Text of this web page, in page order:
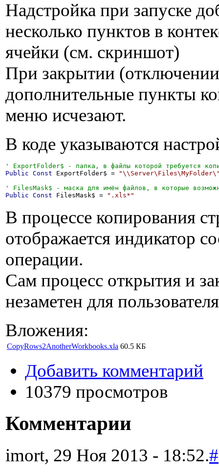
Надстройка при запуске
несколько пунктов в
ячейки (см. скриншот)
При закрытии
дополнительные пункты
меню исчезают.
В коде указываются
Public Const ExportFolder$ =
Public Const FilesMask$ = ".xls*"
В процессе копирования
отображается индикатор
операции.
Сам процесс открытия и
незаметен для
Вложения:
CopyRows2AnotherWorkbooks.xla 60.5 КБ
Добавить комментарий
10379 просмотров
Комментарии
imort, 29 Ноя 2013 - 18:52.#